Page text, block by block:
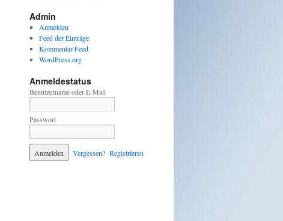
Admin
Anmelden
Feed der Einträge
Kommentar-Feed
WordPress.org
Anmeldestatus
Benutzername oder E-Mail
Passwort
Vergessen? Registrieren